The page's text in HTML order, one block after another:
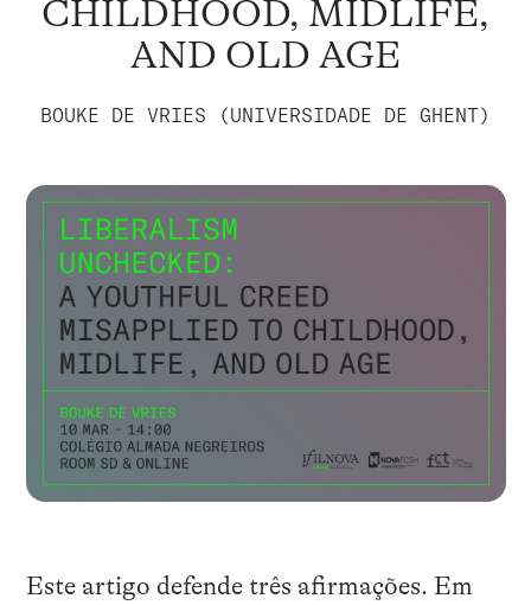
CHILDHOOD, MIDLIFE,
AND OLD AGE
BOUKE DE VRIES (UNIVERSIDADE DE GHENT)
Este artigo defende três afirmações. Em